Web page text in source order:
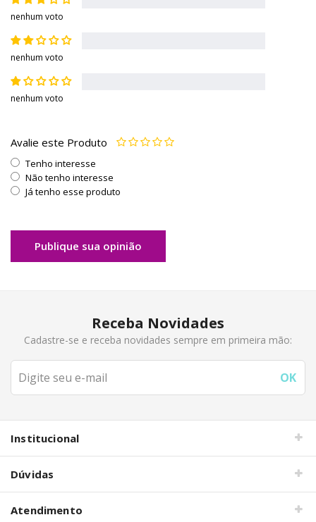
nenhum voto
nenhum voto
nenhum voto
Avalie este Produto
Tenho interesse
Não tenho interesse
Já tenho esse produto
Publique sua opinião
Receba Novidades
Cadastre-se e receba novidades sempre em primeira mão:
Institucional
Dúvidas
Atendimento